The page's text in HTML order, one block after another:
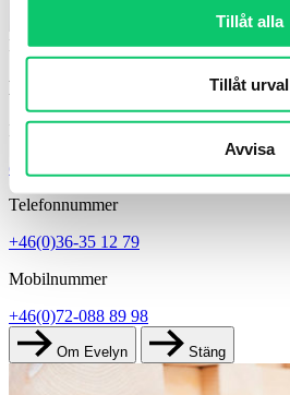
Tillåt alla
Tillåt urval
Avvisa
Digital kommunikatör
Evelyn Einebrant
E-post
evelyn.einebrant@smalandsturism.se
Telefonnummer
+46(0)36-35 12 79
Mobilnummer
+46(0)72-088 89 98
Om Evelyn Stäng